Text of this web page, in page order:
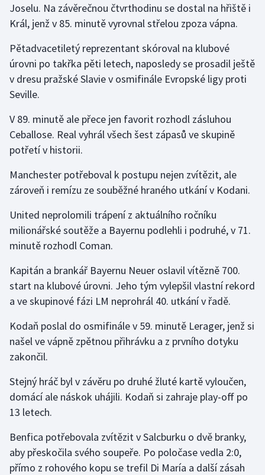
Sportovní střelba
Stolní tenis
Triatlon
Veslování
Vodní slalom
Volejbal
Ostatní
Joselu. Na závěrečnou čtvrthodinu se dostal na hřiště i
Král, jenž v 85. minutě vyrovnal střelou zpoza vápna.
Pětadvacetiletý reprezentant skóroval na klubové
úrovni po takřka pěti letech, naposledy se prosadil ještě
v dresu pražské Slavie v osmifinále Evropské ligy proti
Seville.
V 89. minutě ale přece jen favorit rozhodl zásluhou
Ceballose. Real vyhrál všech šest zápasů ve skupině
potřetí v historii.
Manchester potřeboval k postupu nejen zvítězit, ale
zároveň i remízu ze souběžné hraného utkání v Kodani.
United neprolomili trápení z aktuálního ročníku
milionářské soutěže a Bayernu podlehli i podruhé, v 71.
minutě rozhodl Coman.
Kapitán a brankář Bayernu Neuer oslavil vítězně 700.
start na klubové úrovni. Jeho tým vylepšil vlastní rekord
a ve skupinové fázi LM neprohrál 40. utkání v řadě.
Kodaň poslal do osmifinále v 59. minutě Lerager, jenž si
našel ve vápně zpětnou přihrávku a z prvního dotyku
zakončil.
Stejný hráč byl v závěru po druhé žluté kartě vyloučen,
domácí ale náskok uhájili. Kodaň si zahraje play-off po
13 letech.
Benfica potřebovala zvítězit v Salcburku o dvě branky,
aby přeskočila svého soupeře. Po poločase vedla 2:0,
přímo z rohového kopu se trefil Di María a další zásah